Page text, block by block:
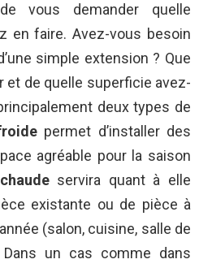
vous demander quelle
en faire. Avez-vous besoin
simple extension ? Que
de quelle superficie avez-
deux types de
permet d’installer des
agréable pour la saison
servira quant à elle
existante ou de pièce à
(salon, cuisine, salle de
un cas comme dans